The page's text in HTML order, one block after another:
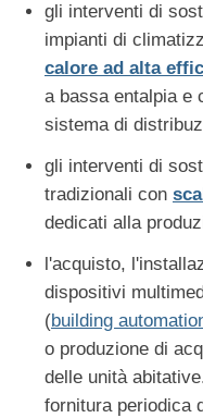
gli interventi di
impianti di
calore ad alta
a bassa entalpia e
sistema di
gli interventi di
tradizionali con
dedicati alla
l'acquisto,
dispositivi
(building
o produzione di
delle unità
fornitura periodica